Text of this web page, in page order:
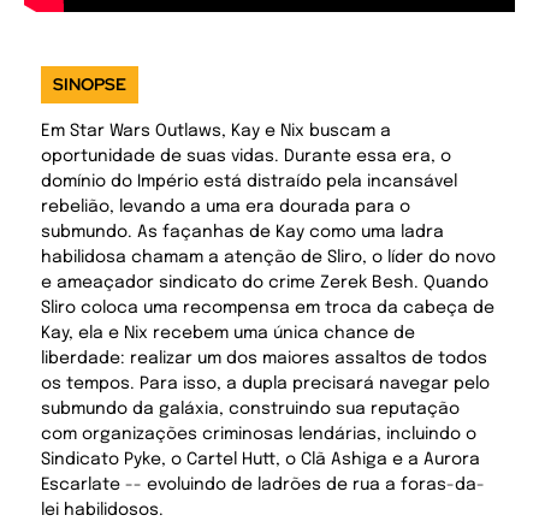
SINOPSE
Em Star Wars Outlaws, Kay e Nix buscam a
oportunidade de suas vidas. Durante essa era, o
domínio do Império está distraído pela incansável
rebelião, levando a uma era dourada para o
submundo. As façanhas de Kay como uma ladra
habilidosa chamam a atenção de Sliro, o líder do novo
e ameaçador sindicato do crime Zerek Besh. Quando
Sliro coloca uma recompensa em troca da cabeça de
Kay, ela e Nix recebem uma única chance de
liberdade: realizar um dos maiores assaltos de todos
os tempos. Para isso, a dupla precisará navegar pelo
submundo da galáxia, construindo sua reputação
com organizações criminosas lendárias, incluindo o
Sindicato Pyke, o Cartel Hutt, o Clã Ashiga e a Aurora
Escarlate -- evoluindo de ladrões de rua a foras-da-
lei habilidosos.